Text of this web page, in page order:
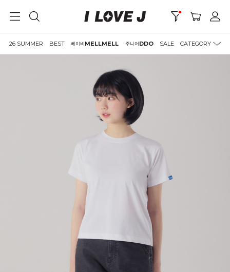
26 SUMMER BEST 베이비MELLMELL 주니어DDO SALE CATEGORY